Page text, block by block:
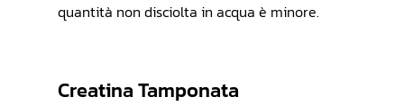
quantità non disciolta in acqua è minore.
Creatina Tamponata